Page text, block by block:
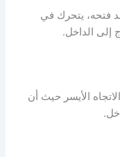
فتحه، يتحرك في
إلى الداخل.
الأيسر حيث أن